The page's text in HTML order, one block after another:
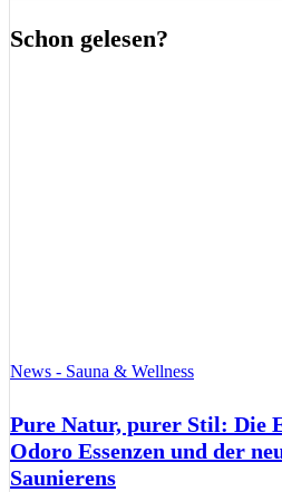
Schon gelesen?
News - Sauna & Wellness
Pure Natur, purer Stil: Die
Odoro Essenzen und der
Saunierens